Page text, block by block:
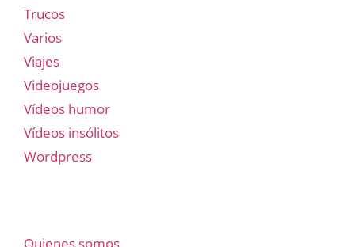
Trucos
Varios
Viajes
Videojuegos
Vídeos humor
Vídeos insólitos
Wordpress
Quienes somos